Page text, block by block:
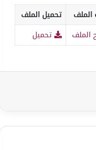
الملف
تحميل الملف
الملف تحميل